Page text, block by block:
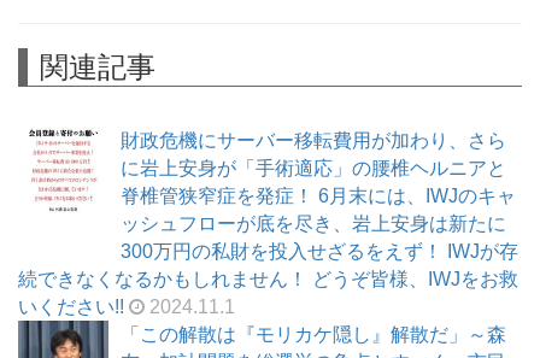
関連記事
財政危機にサーバー移転費用が加わり、さら
に岩上安身が「手術適応」の腰椎ヘルニアと
脊椎管狭窄症を発症！ 6月末には、IWJのキャ
ッシュフローが底を尽き、岩上安身は新たに
300万円の私財を投入せざるをえず！ IWJが存
続できなくなるかもしれません！ どうぞ皆様、IWJをお救
いください!!
2024.11.1
「この解散は『モリカケ隠し』解散だ」～森